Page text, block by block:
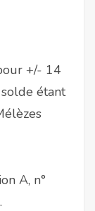
+/- 14
étant
A, n°